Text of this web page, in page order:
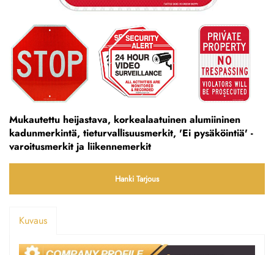
Mukautettu heijastava, korkealaatuinen alumiininen
kadunmerkintä, tieturvallisuusmerkit, 'Ei pysäköintiä' -
varoitusmerkit ja liikennemerkit
Hanki Tarjous
Kuvaus